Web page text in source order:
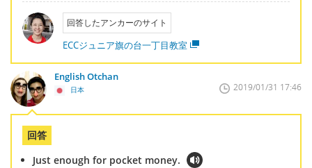
回答したアンカーのサイト
ECCジュニア旗の台一丁目教室
English Otchan
日本 2019/01/31 17:46
回答
Just enough for pocket money.